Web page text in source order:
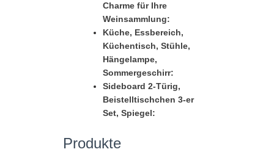
Charme für Ihre
Weinsammlung:
Küche, Essbereich,
Küchentisch, Stühle,
Hängelampe,
Sommergeschirr:
Sideboard 2-Türig,
Beistelltischchen 3-er
Set, Spiegel:
Produkte